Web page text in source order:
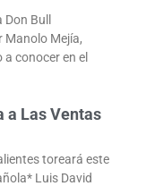
Don Bull
Manolo Mejía,
a conocer en el
a Las Ventas
toreará este
Luis David